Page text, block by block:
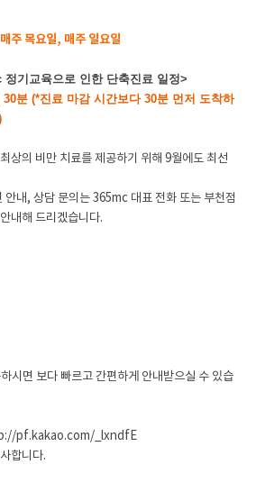
매주 목요일, 매주 일요일
기교육으로 인한 단축진료 일정>
분 (*진료 마감 시간보다 30분 먼저 도착하
상의 비만 치료를 제공하기 위해 9월에도 최선
안내, 상담 문의는 365mc 대표 전화 또는 부천점
내해 드리겠습니다.
시면 보다 빠르고 간편하게 안내받으실 수 있습
pf.kakao.com/_lxndfE
합니다.